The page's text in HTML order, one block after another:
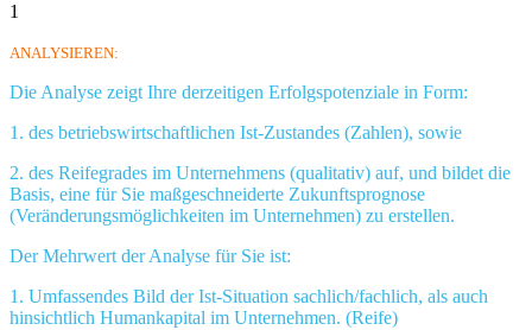
1
ANALYSIEREN:
Die Analyse zeigt Ihre derzeitigen Erfolgspotenziale in Form:
1. des betriebswirtschaftlichen Ist-Zustandes (Zahlen), sowie
2. des Reifegrades im Unternehmens (qualitativ) auf, und bildet die
Basis, eine für Sie maßgeschneiderte Zukunftsprognose
(Veränderungsmöglichkeiten im Unternehmen) zu erstellen.
Der Mehrwert der Analyse für Sie ist:
1. Umfassendes Bild der Ist-Situation sachlich/fachlich, als auch
hinsichtlich Humankapital im Unternehmen. (Reife)